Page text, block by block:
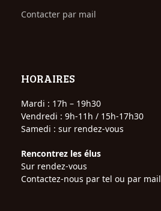
Contacter par mail
HORAIRES
Mardi : 17h – 19h30
Vendredi : 9h-11h / 15h-17h30
Samedi : sur rendez-vous
Rencontrez les élus
Sur rendez-vous
Contactez-nous par tel ou par mail